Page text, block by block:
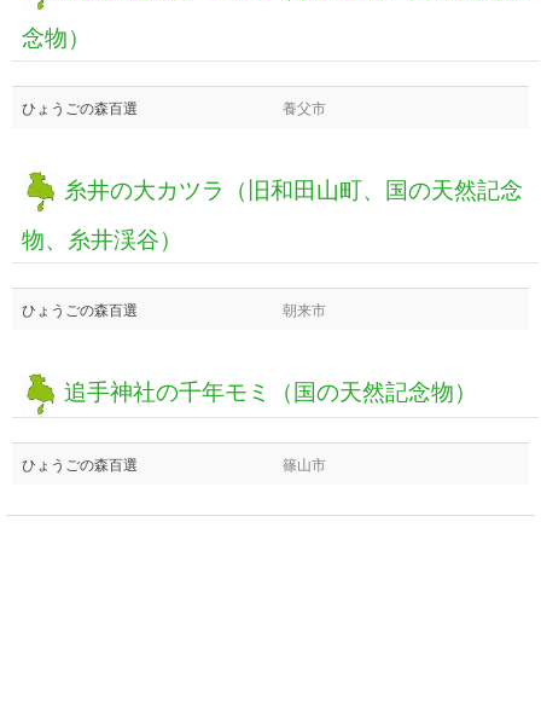
念物）
ひょうごの森百選 養父市
物、糸井渓谷）
ひょうごの森百選 朝来市
追手神社の千年モミ（国の天然記念物）
ひょうごの森百選 篠山市